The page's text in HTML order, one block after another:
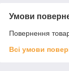
Умови
Повернення
Всі умови